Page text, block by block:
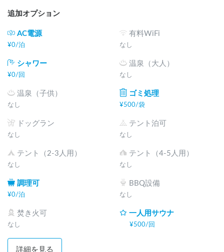
追加オプション
AC電源
¥0/泊
有料WiFi
なし
シャワー
¥0/回
温泉（大人）
なし
温泉（子供）
なし
ゴミ処理
¥500/袋
ドッグラン
なし
テント泊可
なし
テント（2-3人用）
なし
テント（4-5人用）
なし
調理可
¥0/泊
BBQ設備
なし
焚き火可
なし
一人用サウナ
¥500/回
詳細を見る